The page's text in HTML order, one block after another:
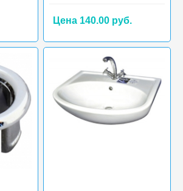
Цена 140.00 руб.